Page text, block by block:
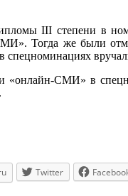
III степени в
Тогда же были
спецноминациях
«онлайн-СМИ» в
Twitter